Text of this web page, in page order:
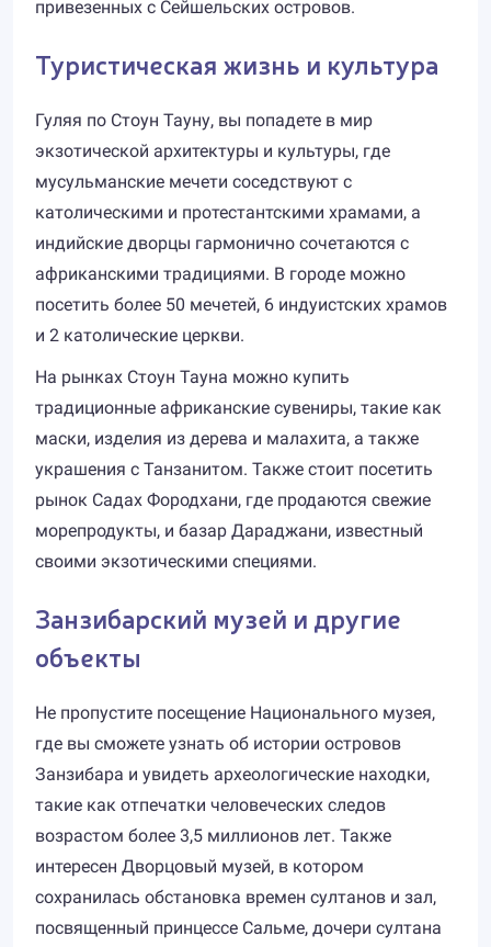
привезенных с Сейшельских островов.
Туристическая жизнь и культура
Гуляя по Стоун Тауну, вы попадете в мир
экзотической архитектуры и культуры, где
мусульманские мечети соседствуют с
католическими и протестантскими храмами, а
индийские дворцы гармонично сочетаются с
африканскими традициями. В городе можно
посетить более 50 мечетей, 6 индуистских храмов
и 2 католические церкви.
На рынках Стоун Тауна можно купить
традиционные африканские сувениры, такие как
маски, изделия из дерева и малахита, а также
украшения с Танзанитом. Также стоит посетить
рынок Садах Фородхани, где продаются свежие
морепродукты, и базар Дараджани, известный
своими экзотическими специями.
Занзибарский музей и другие
объекты
Не пропустите посещение Национального музея,
где вы сможете узнать об истории островов
Занзибара и увидеть археологические находки,
такие как отпечатки человеческих следов
возрастом более 3,5 миллионов лет. Также
интересен Дворцовый музей, в котором
сохранилась обстановка времен султанов и зал,
посвященный принцессе Сальме, дочери султана